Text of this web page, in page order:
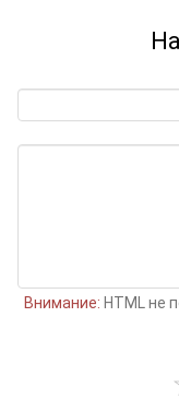
Внимание: HTML не